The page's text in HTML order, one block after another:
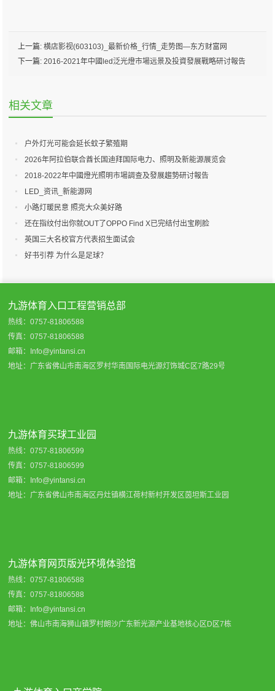
上一篇:横店影视(603103)_最新价格_行情_走势图—东方财富网
下一篇:2016-2021年中國led泛光燈市場远景及投資發展戰略研讨報告
相关文章
户外灯光可能会延长蚊子繁殖期
2026年阿拉伯联合酋长国迪拜国际电力、照明及新能源展览会
2018-2022年中國燈光照明市場調查及發展趨勢研讨報告
LED_资讯_新能源网
小路灯暖民意 照亮大众美好路
还在指纹付出你就OUT了OPPO Find X已完结付出宝刷脸
英国三大名校官方代表招生面试会
好书引荐 为什么是足球？
九游体育入口工程营销总部
热线：0757-81806588
传真：0757-81806588
邮箱：Info@yintansi.cn
地址：广东省佛山市南海区罗村华南国际电光源灯饰城C区7路29号
九游体育买球工业园
热线：0757-81806599
传真：0757-81806599
邮箱：Info@yintansi.cn
地址：广东省佛山市南海区丹灶镇横江荷村新村开发区茵坦斯工业园
九游体育网页版光环境体验馆
热线：0757-81806588
传真：0757-81806588
邮箱：Info@yintansi.cn
地址：佛山市南海狮山镇罗村朗沙广东新光源产业基地核心区D区7栋